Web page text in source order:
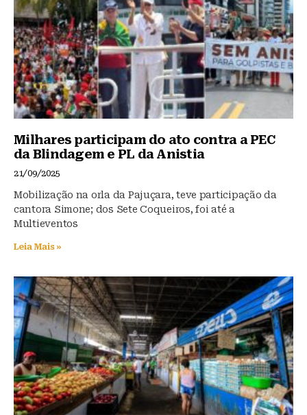
Milhares participam do ato contra a PEC
da Blindagem e PL da Anistia
21/09/2025
Mobilização na orla da Pajuçara, teve participação da
cantora Simone; dos Sete Coqueiros, foi até a
Multieventos
Leia Mais »